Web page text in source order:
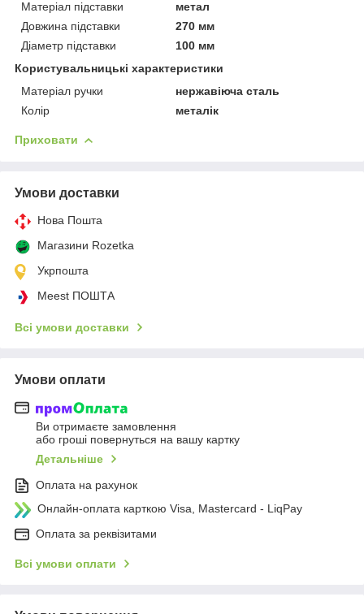
Матеріал підставки
метал
Довжина підставки
270 мм
Діаметр підставки
100 мм
Користувальницькі характеристики
Матеріал ручки
нержавіюча сталь
Колір
металік
Приховати
Умови доставки
Нова Пошта
Магазини Rozetka
Укрпошта
Meest ПОШТА
Всі умови доставки
Умови оплати
Ви отримаєте замовлення
або гроші повернуться на вашу картку
Детальніше
Оплата на рахунок
Онлайн-оплата карткою Visa, Mastercard - LiqPay
Оплата за реквізитами
Всі умови оплати